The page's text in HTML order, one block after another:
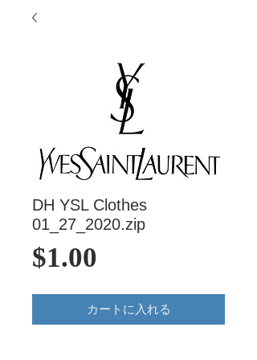
DH YSL Clothes
01_27_2020.zip
$1.00
格
カートに入れる